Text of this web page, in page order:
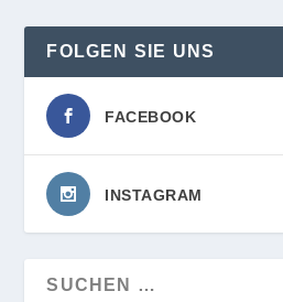
FOLGEN SIE UNS
FACEBOOK
INSTAGRAM